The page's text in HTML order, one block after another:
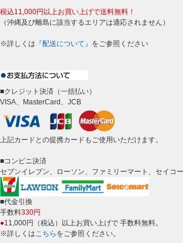
税込11,000円以上お買い上げで送料無料！
（沖縄及び離島に該当するエリアは適応されません）
※詳しくは 『配送について』 をご参照ください
■クレジット決済（一括払い）
VISA、MasterCard、JCB
上記カードとの提携カードもご使用いただけます。
■コンビニ決済
セブンイレブン、ローソン、ファミリーマート、セイコ
■代金引換
手数料330円
●11,000円（税込）以上お買い上げで 手数料無料。
※詳しくはこちら をご参照ください。